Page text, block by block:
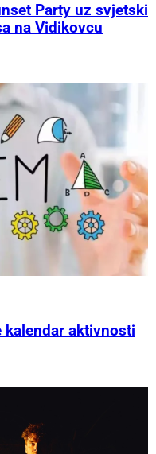
Party uz svjetski
na Vidikovcu
kalendar aktivnosti